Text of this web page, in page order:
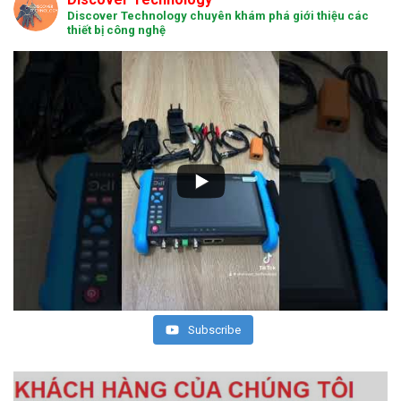
Discover Technology chuyên khám phá giới thiệu các
thiết bị công nghệ
Subscribe